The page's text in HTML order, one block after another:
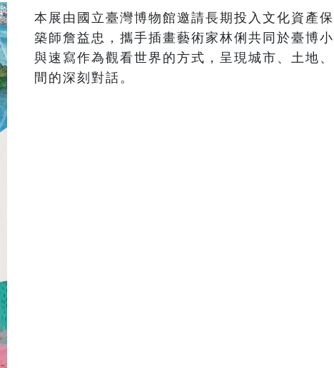
本展由國立臺灣博物館邀請長期投入文化資產
築師詹益忠，攜手插畫藝術家林俐共同於臺博
與速寫作為觀看世界的方式，呈現城市、土地
間的深刻對話。